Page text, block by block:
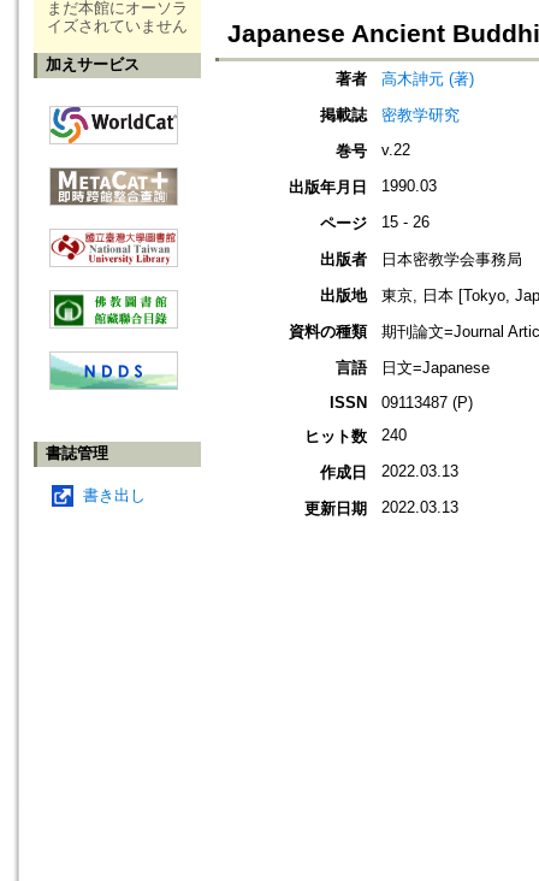
まだ本館にオーソラ
イズされていません
加えサービス
書誌管理
書き出し
Japanese Ancient
著者
高木訷元 (著)
掲載誌
密教学研究
巻号
v.22
出版年月日 1990.03
ページ 15 - 26
出版者
日本密教学会事務局
出版地
東京, 日本 [Tokyo,
資料の種類
期刊論文=Journal
言語
日文=Japanese
ISSN
09113487 (P)
ヒット数
240
作成日 2022.03.13
更新日期 2022.03.13